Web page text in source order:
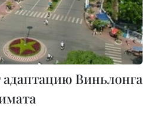
Виньлонга